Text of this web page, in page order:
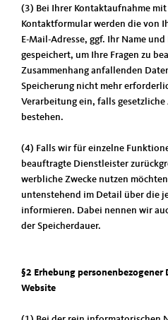
(3) Bei Ihrer Kontaktaufnahme
Kontaktformular werden die von
E-Mail-Adresse, ggf. Ihr Name
gespeichert, um Ihre Fragen zu
Zusammenhang anfallenden
Speicherung nicht mehr
Verarbeitung ein, falls
bestehen.
(4) Falls wir für einzelne
beauftragte Dienstleister
werbliche Zwecke nutzen
untenstehend im Detail über die
informieren. Dabei nennen wir
der Speicherdauer.
§2 Erhebung personenbezogener
Website